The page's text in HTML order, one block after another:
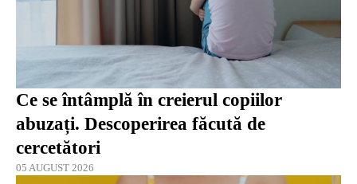
Ce se întâmplă în creierul copiilor
abuzați. Descoperirea făcută de
cercetători
05 AUGUST 2026